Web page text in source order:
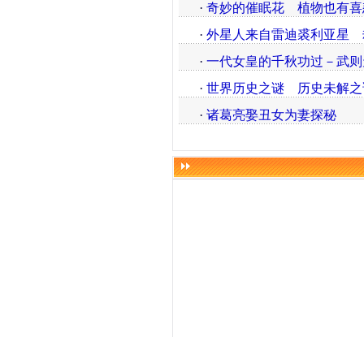
· 奇妙的催眠花
植物也有
· 外星人来自雷迪裘利亚星
· 一代女皇的千秋功过－武
· 世界历史之谜
历史未解
· 诸葛亮娶丑女为妻探秘